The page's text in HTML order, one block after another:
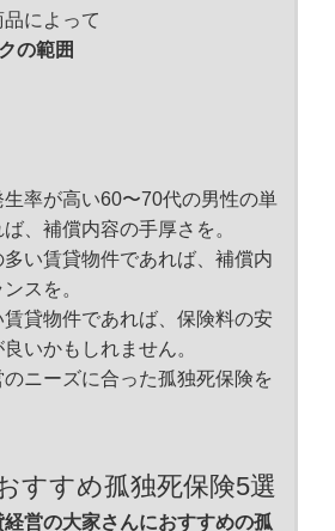
によって
の範囲
率が高い60〜70代の男性の単
、補償内容の手厚さを。
い賃貸物件であれば、補償内
スを。
貸物件であれば、保険料の安
いかもしれません。
ニーズに合った孤独死保険を
すすめ孤独死保険5選
経営の大家さんにおすすめの孤